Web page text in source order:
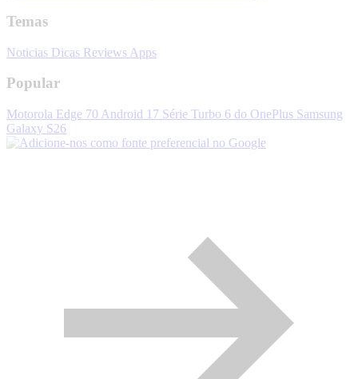
Temas
Noticias Dicas Reviews Apps
Popular
Motorola Edge 70 Android 17 Série Turbo 6 do OnePlus Samsung
Galaxy S26